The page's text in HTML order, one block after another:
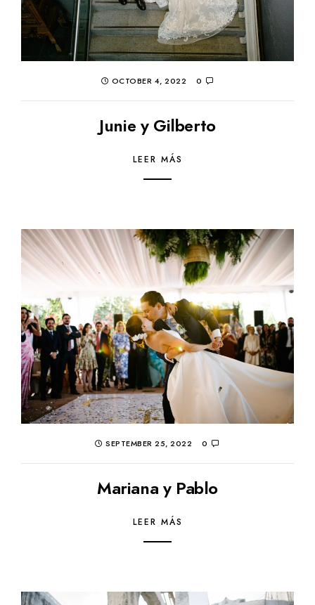
OCTOBER 4, 2022 0
Junie y Gilberto
LEER MÁS
SEPTEMBER 25, 2022 0
Mariana y Pablo
LEER MÁS